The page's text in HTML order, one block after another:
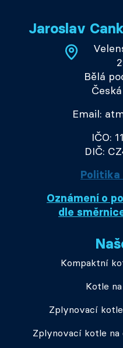
Jaroslav
Bělá
Email:
IČO:
DIČ:
Politika
Oznámení o
dle
Kompaktní
Kotle
Zplynovací
Zplynovací kotle